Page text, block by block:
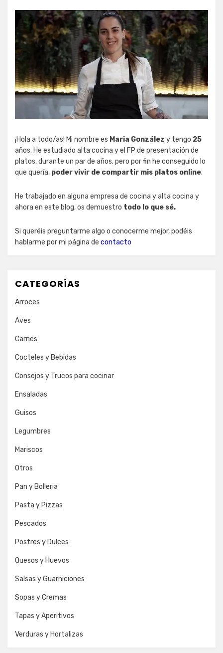
¡Hola a todo/as! Mi nombre es Maria González y tengo 25
años. He estudiado alta cocina y el FP de presentación de
platos, durante un par de años, pero por fin he conseguido lo
que quería, poder vivir de compartir mis platos online.
He trabajado en alguna empresa de cocina y alta cocina y
ahora en este blog, os demuestro todo lo que sé.
Si queréis preguntarme algo o conocerme mejor, podéis
hablarme por mi página de contacto
CATEGORÍAS
Arroces
Aves
Carnes
Cocteles y Bebidas
Consejos y Trucos para cocinar
Ensaladas
Guisos
Legumbres
Mariscos
Otros
Pan y Bolleria
Pasta y Pizzas
Pescados
Postres y Dulces
Quesos y Huevos
Salsas y Guarniciones
Sopas y Cremas
Tapas y Aperitivos
Verduras y Hortalizas